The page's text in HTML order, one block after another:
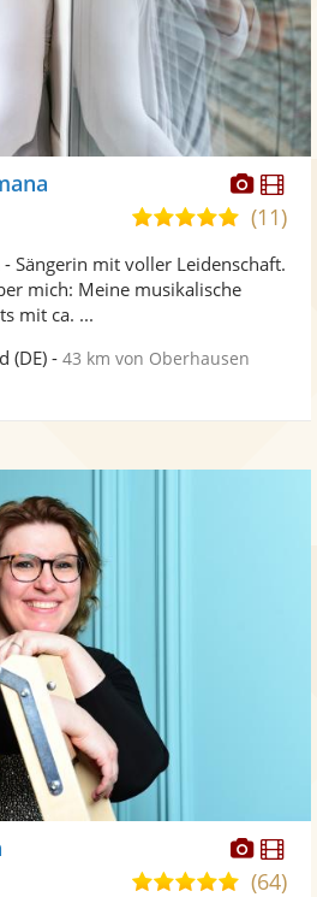
Fotos
5,0
5
(11)
Sängerin mit voller Leidenschaft.
mich: Meine musikalische
mit ca. ...
(DE) -43 km von Oberhausen
5,0(64)